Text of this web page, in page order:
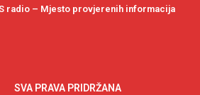
radio – Mjesto provjerenih informacija
SVA PRAVA PRIDRŽANA